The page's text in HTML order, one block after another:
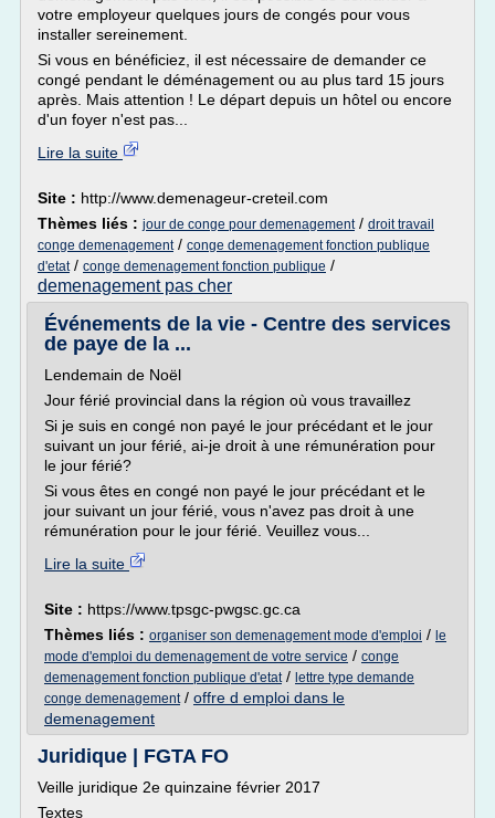
votre employeur quelques jours de congés pour vous
installer sereinement.
Si vous en bénéficiez, il est nécessaire de demander ce
congé pendant le déménagement ou au plus tard 15 jours
après. Mais attention ! Le départ depuis un hôtel ou encore
d'un foyer n'est pas...
Lire la suite
Site : http://www.demenageur-creteil.com
Thèmes liés : jour de conge pour demenagement/ droit travail
conge demenagement/ conge demenagement fonction publique
d'etat/ conge demenagement fonction publique /
demenagement pas cher
Événements de la vie - Centre des services
de paye de la ...
Lendemain de Noël
Jour férié provincial dans la région où vous travaillez
Si je suis en congé non payé le jour précédant et le jour
suivant un jour férié, ai-je droit à une rémunération pour
le jour férié?
Si vous êtes en congé non payé le jour précédant et le
jour suivant un jour férié, vous n'avez pas droit à une
rémunération pour le jour férié. Veuillez vous...
Lire la suite
Site : https://www.tpsgc-pwgsc.gc.ca
Thèmes liés : organiser son demenagement mode d'emploi / le
mode d'emploi du demenagement de votre service / conge
demenagement fonction publique d'etat/ lettre type demande
conge demenagement/ offre d emploi dans le
demenagement
Juridique | FGTA FO
Veille juridique 2e quinzaine février 2017
Textes